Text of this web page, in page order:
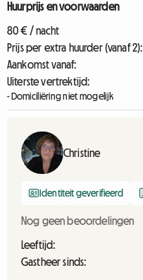
Huurprijs en voorwaarden
80 € / nacht
Prijs per extra huurder (vanaf 2):
Aankomst vanaf:
Uiterste vertrektijd:
- Domiciliëring niet mogelijk
Christine
Identiteit geverifieerd
Nog geen beoordelingen
Leeftijd:
Gastheer sinds: